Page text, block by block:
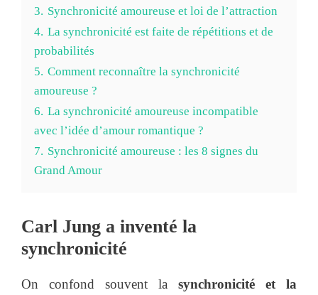
3. Synchronicité amoureuse et loi de l’attraction
4. La synchronicité est faite de répétitions et de
probabilités
5. Comment reconnaître la synchronicité
amoureuse ?
6. La synchronicité amoureuse incompatible
avec l’idée d’amour romantique ?
7. Synchronicité amoureuse : les 8 signes du
Grand Amour
Carl Jung a inventé la
synchronicité
On confond souvent la synchronicité et la